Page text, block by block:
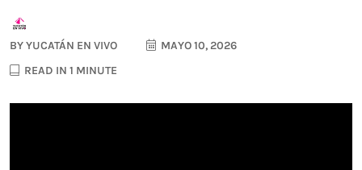
BYYUCATÁN EN VIVO
MAYO 10, 2026
READ IN 1 MINUTE